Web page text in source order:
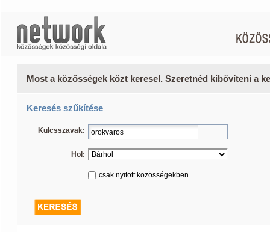
Most a közösségek közt keresel. Szeretnéd kibővíteni a
Keresés szűkítése
Kulcsszavak:
Hol:
csak nyitott közösségekben